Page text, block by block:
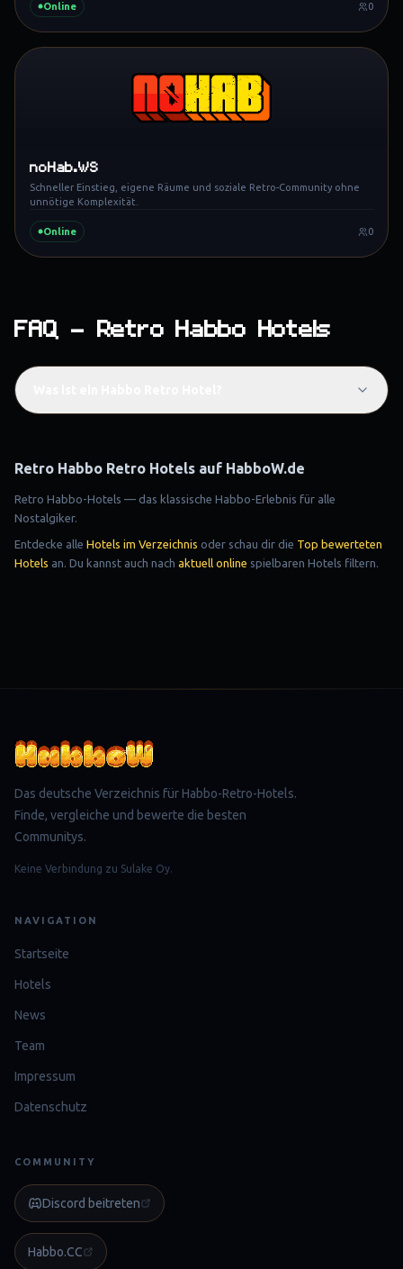
Online 0
noHab.WS
Schneller Einstieg, eigene Räume und soziale Retro-Community ohne
unnötige Komplexität.
Online 0
FAQ – Retro Habbo Hotels
Retro Habbo Retro Hotels auf HabboW.de
Retro Habbo-Hotels — das klassische Habbo-Erlebnis für alle
Nostalgiker.
Entdecke alle Hotels im Verzeichnis oder schau dir die Top bewerteten
Hotels an. Du kannst auch nach aktuell online spielbaren Hotels filtern.
Das deutsche Verzeichnis für Habbo-Retro-Hotels.
Finde, vergleiche und bewerte die besten
Communitys.
Keine Verbindung zu Sulake Oy.
NAVIGATION
Startseite
Hotels
News
Team
Impressum
Datenschutz
COMMUNITY
Discord beitreten
Habbo.CC